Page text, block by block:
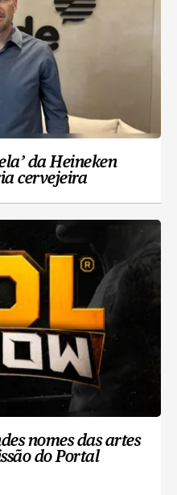
da Heineken
cervejeira
nomes das artes
do Portal